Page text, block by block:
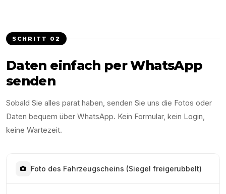
SCHRITT 02
Daten einfach per WhatsApp
senden
Sobald Sie alles parat haben, senden Sie uns die Fotos oder
Daten bequem über WhatsApp. Kein Formular, kein Login,
keine Wartezeit.
Foto des Fahrzeugscheins (Siegel freigerubbelt)